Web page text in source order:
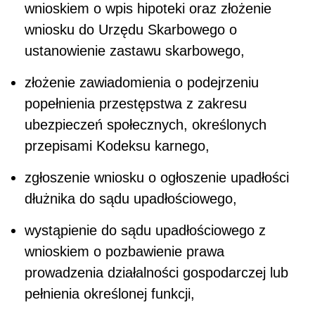
wnioskiem o wpis hipoteki oraz złożenie
wniosku do Urzędu Skarbowego o
ustanowienie zastawu skarbowego,
złożenie zawiadomienia o podejrzeniu
popełnienia przestępstwa z zakresu
ubezpieczeń społecznych, określonych
przepisami Kodeksu karnego,
zgłoszenie wniosku o ogłoszenie upadłości
dłużnika do sądu upadłościowego,
wystąpienie do sądu upadłościowego z
wnioskiem o pozbawienie prawa
prowadzenia działalności gospodarczej lub
pełnienia określonej funkcji,